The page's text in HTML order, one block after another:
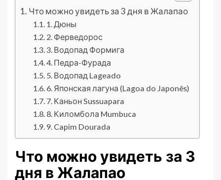
Что можно увидеть за 3 дня в Жалапао
1. Дюны
2. Ферведорос
3. Водопад Формига
4. Педра-Фурада
5. Водопад Lageado
6. Японская лагуна (Lagoa do Japonês)
7. Каньон Sussuapara
8. Киломбола Mumbuca
9. Capim Dourada
Что можно увидеть за 3
дня в Жалапао